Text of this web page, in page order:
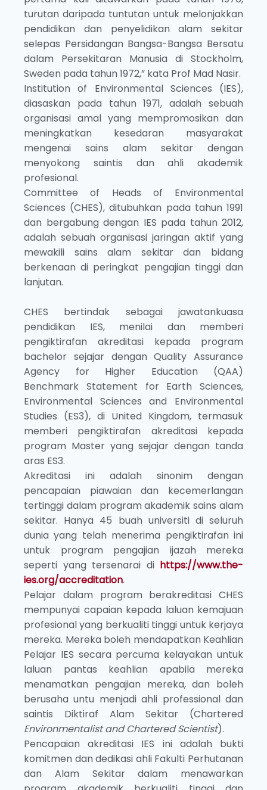
turutan daripada tuntutan untuk melonjakkan
pendidikan dan penyelidikan alam sekitar
selepas Persidangan Bangsa-Bangsa Bersatu
dalam Persekitaran Manusia di Stockholm,
Sweden pada tahun 1972,” kata Prof Mad Nasir.
Institution of Environmental Sciences (IES),
diasaskan pada tahun 1971, adalah sebuah
organisasi amal yang mempromosikan dan
meningkatkan kesedaran masyarakat
mengenai sains alam sekitar dengan
menyokong saintis dan ahli akademik
profesional.
Committee of Heads of Environmental
Sciences (CHES), ditubuhkan pada tahun 1991
dan bergabung dengan IES pada tahun 2012,
adalah sebuah organisasi jaringan aktif yang
mewakili sains alam sekitar dan bidang
berkenaan di peringkat pengajian tinggi dan
lanjutan.
CHES bertindak sebagai jawatankuasa
pendidikan IES, menilai dan memberi
pengiktirafan akreditasi kepada program
bachelor sejajar dengan Quality Assurance
Agency for Higher Education (QAA)
Benchmark Statement for Earth Sciences,
Environmental Sciences and Environmental
Studies (ES3), di United Kingdom, termasuk
memberi pengiktirafan akreditasi kepada
program Master yang sejajar dengan tanda
aras ES3.
Akreditasi ini adalah sinonim dengan
pencapaian piawaian dan kecemerlangan
tertinggi dalam program akademik sains alam
sekitar. Hanya 45 buah universiti di seluruh
dunia yang telah menerima pengiktirafan ini
untuk program pengajian ijazah mereka
seperti yang tersenarai di https://www.the-
ies.org/accreditation.
Pelajar dalam program berakreditasi CHES
mempunyai capaian kepada laluan kemajuan
profesional yang berkualiti tinggi untuk kerjaya
mereka. Mereka boleh mendapatkan Keahlian
Pelajar IES secara percuma kelayakan untuk
laluan pantas keahlian apabila mereka
menamatkan pengajian mereka, dan boleh
berusaha untu menjadi ahli professional dan
saintis Diktiraf Alam Sekitar (Chartered
Environmentalist and Chartered Scientist).
Pencapaian akreditasi IES ini adalah bukti
komitmen dan dedikasi ahli Fakulti Perhutanan
dan Alam Sekitar dalam menawarkan